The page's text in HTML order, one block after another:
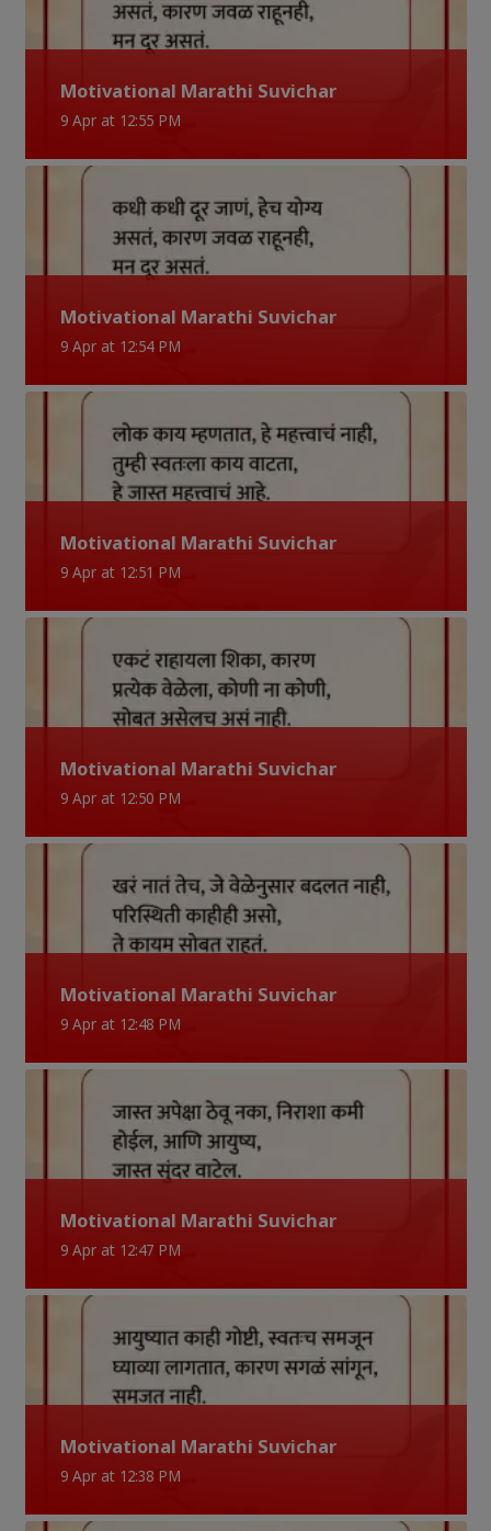
Motivational Marathi Suvichar
9 Apr at 12:55 PM
Motivational Marathi Suvichar
9 Apr at 12:54 PM
Motivational Marathi Suvichar
9 Apr at 12:51 PM
Motivational Marathi Suvichar
9 Apr at 12:50 PM
Motivational Marathi Suvichar
9 Apr at 12:48 PM
Motivational Marathi Suvichar
9 Apr at 12:47 PM
Motivational Marathi Suvichar
9 Apr at 12:38 PM